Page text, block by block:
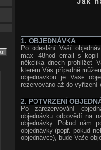
1. OBJEDNÁVKA
Po odeslání Vaší
max. 48hod email s kopií
několika dnech prohlížet
kterém Vás případně
objednávkou je Vaše
rezervováno až do vyřízení
2. POTVRZENÍ
Po zarezervování
objednávku odpovědí na
objednávky. Pokud nám
objednávky (popř. pokud
objednávce), bude Vaše